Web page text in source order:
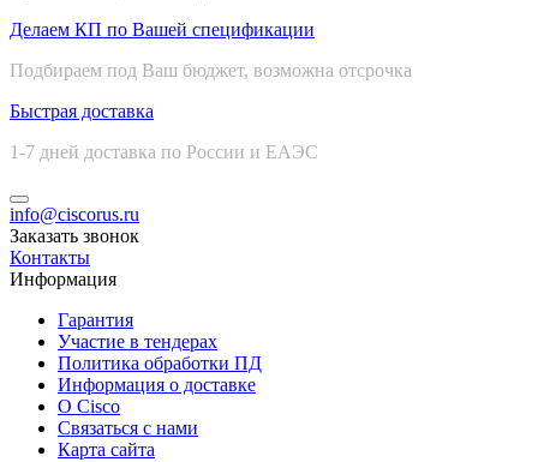
Делаем КП по Вашей спецификации
Подбираем под Ваш бюджет, возможна отсрочка
Быстрая доставка
1-7 дней доставка по России и ЕАЭС
info@ciscorus.ru
Заказать звонок
Контакты
Информация
Гарантия
Участие в тендерах
Политика обработки ПД
Информация о доставке
О Cisco
Связаться с нами
Карта сайта